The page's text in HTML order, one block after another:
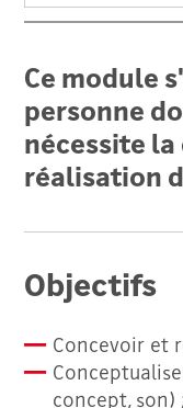
Ce module
personne
nécessite
réalisation
Objectifs
Concevoir et
concept, son)